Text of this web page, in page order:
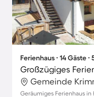
Ferienhaus ∙ 14 Gäste
Gemeinde
Geräumiges Ferienhaus